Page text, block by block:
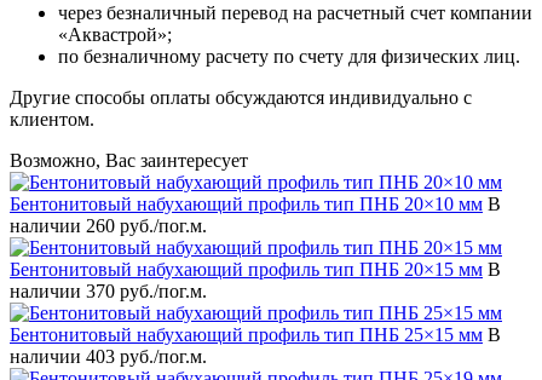
через безналичный перевод на расчетный счет компании
«Аквастрой»;
по безналичному расчету по счету для физических лиц.
Другие способы оплаты обсуждаются индивидуально с
клиентом.
Возможно, Вас заинтересует
Бентонитовый набухающий профиль тип ПНБ 20×10 мм В
наличии 260 руб./пог.м.
Бентонитовый набухающий профиль тип ПНБ 20×15 мм В
наличии 370 руб./пог.м.
Бентонитовый набухающий профиль тип ПНБ 25×15 мм В
наличии 403 руб./пог.м.